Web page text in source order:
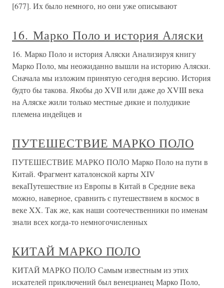
[677]. Их было немного, но они уже описывают
16. Марко Поло и история Аляски
16. Марко Поло и история Аляски Анализируя книгу
Марко Поло, мы неожиданно вышли на историю Аляски.
Сначала мы изложим принятую сегодня версию. История
будто бы такова. Якобы до XVII или даже до XVIII века
на Аляске жили только местные дикие и полудикие
племена индейцев и
ПУТЕШЕСТВИЕ МАРКО ПОЛО
ПУТЕШЕСТВИЕ МАРКО ПОЛО Марко Поло на пути в
Китай. Фрагмент каталонской карты XIV
векаПутешествие из Европы в Китай в Средние века
можно, наверное, сравнить с путешествием в космос в
веке XX. Так же, как наши соотечественники по именам
знали всех когда-то немногочисленных
КИТАЙ МАРКО ПОЛО
КИТАЙ МАРКО ПОЛО Самым известным из этих
искателей приключений был венецианец Марко Поло,